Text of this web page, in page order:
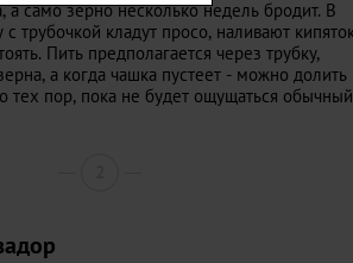
а само зерно несколько недель бродит. В
трубочкой кладут просо, наливают
Пить предполагается через трубку,
а когда чашка пустеет - можно долить
тех пор, пока не будет ощущаться обычный